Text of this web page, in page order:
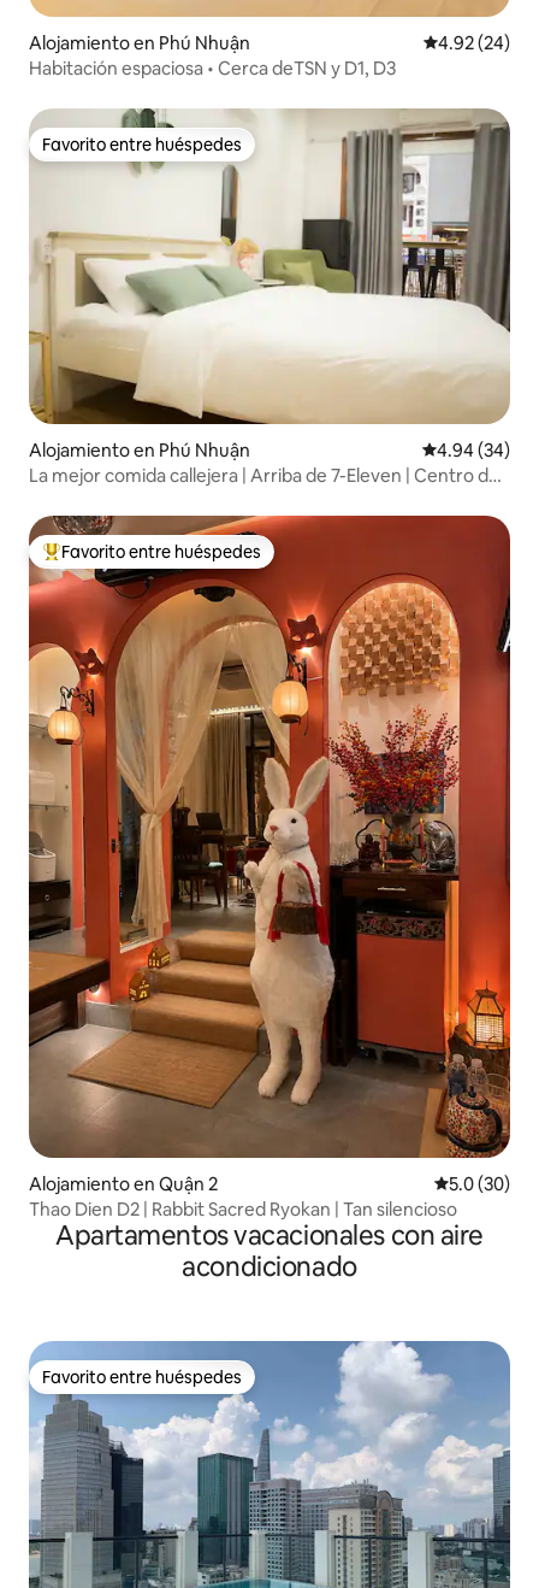
Alojamiento en Phú Nhuận Calificación
4.92 (24)
Habitación espaciosa • Cerca deTSN y D1, D3
Favorito entre huéspedes
Favorito entre huéspedes
Alojamiento en Phú Nhuận Calificación
4.94 (34)
La mejor comida callejera | Arriba de 7-Eleven | Centro de
Favorito entre huéspedes preferido
Favorito entre huéspedes
Alojamiento en Quận 2 Calificación
5.0 (30)
Thao Dien D2 | Rabbit Sacred Ryokan | Tan silencioso
Apartamentos vacacionales con aire
acondicionado
Favorito entre huéspedes
Favorito entre huéspedes